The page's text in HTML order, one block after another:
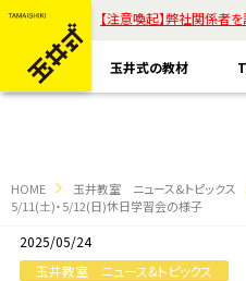
【注意喚起】弊社関係者
玉井式の教材
HOME
玉井教室 ニュース&トピックス
5/11(土)・5/12(日)休日学習会の様子
2025/05/24
玉井教室 ニュース&トピックス